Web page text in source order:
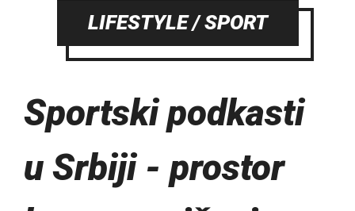
LIFESTYLE / SPORT
Sportski podkasti
u Srbiji - prostor